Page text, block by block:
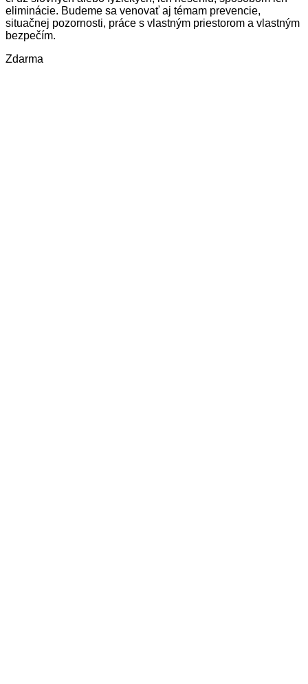
eliminácie. Budeme sa venovať aj témam prevencie,
situačnej pozornosti, práce s vlastným priestorom a vlastným
bezpečím.
Zdarma